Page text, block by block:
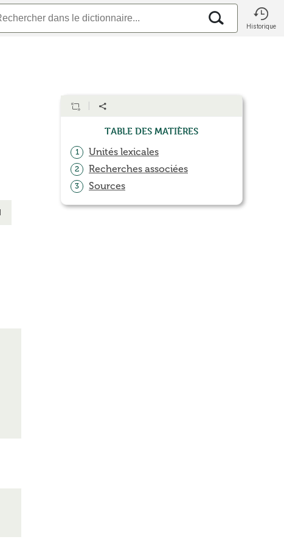
Historique
Table des matières
1 Unités lexicales
2 Recherches associées
3 Sources